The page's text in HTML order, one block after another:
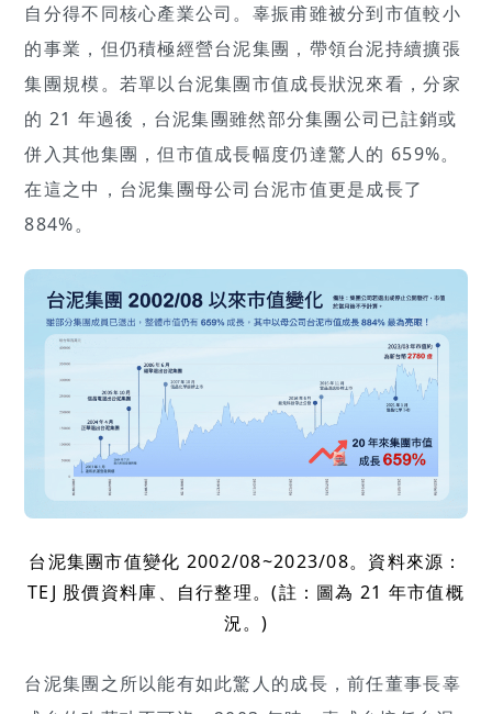
自分得不同核心產業公司。辜振甫雖被分到市值較小
的事業，但仍積極經營台泥集團，帶領台泥持續擴張
集團規模。若單以台泥集團市值成長狀況來看，分家
的 21 年過後，台泥集團雖然部分集團公司已註銷或
併入其他集團，但市值成長幅度仍達驚人的 659%。
在這之中，台泥集團母公司台泥市值更是成長了
884%。
台泥集團市值變化 2002/08~2023/08。資料來源：
TEJ 股價資料庫、自行整理。(註：圖為 21 年市值概
況。)
台泥集團之所以能有如此驚人的成長，前任董事長辜